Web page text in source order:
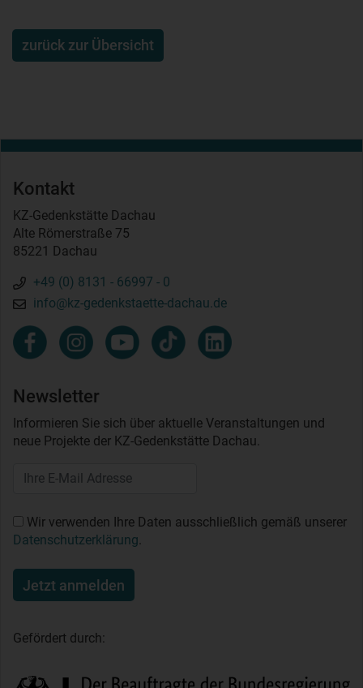
zurück zur Übersicht
Kontakt
KZ-Gedenkstätte Dachau
Alte Römerstraße 75
85221 Dachau
+49 (0) 8131 - 66997 - 0
info@kz-gedenkstaette-dachau.de
Newsletter
Informieren Sie sich über aktuelle Veranstaltungen und
neue Projekte der KZ-Gedenkstätte Dachau.
Wir verwenden Ihre Daten ausschließlich gemäß unserer
Datenschutzerklärung.
Jetzt anmelden
Gefördert durch: